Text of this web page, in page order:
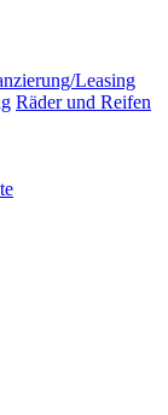
Leasing
Räder und Reifen